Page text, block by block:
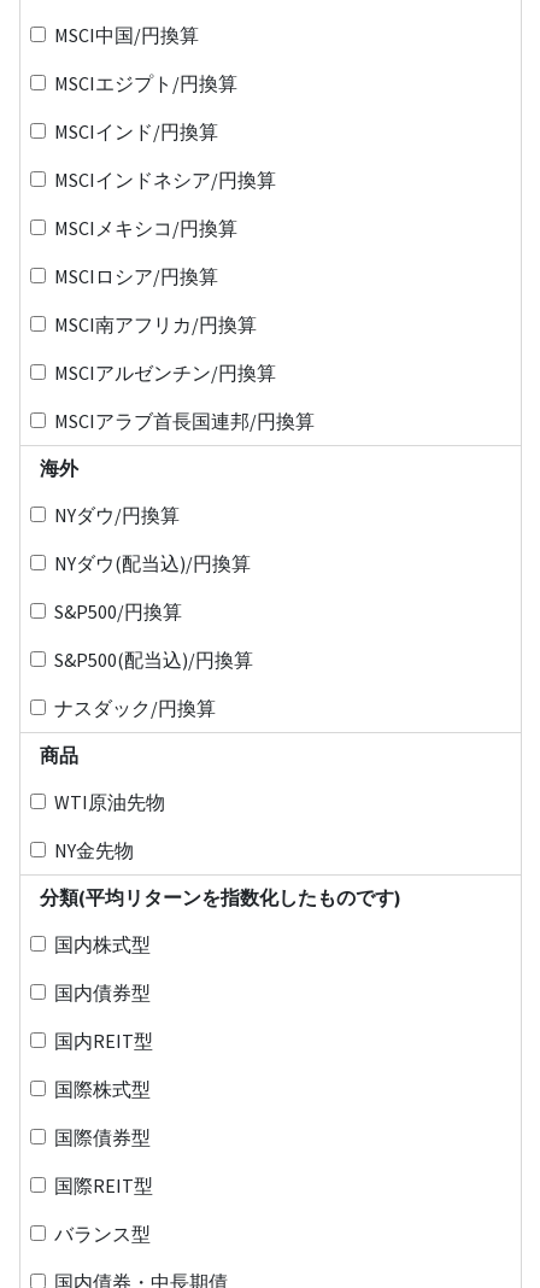
MSCI中国/円換算
MSCIエジプト/円換算
MSCIインド/円換算
MSCIインドネシア/円換算
MSCIメキシコ/円換算
MSCIロシア/円換算
MSCI南アフリカ/円換算
MSCIアルゼンチン/円換算
MSCIアラブ首長国連邦/円換算
海外
NYダウ/円換算
NYダウ(配当込)/円換算
S&P500/円換算
S&P500(配当込)/円換算
ナスダック/円換算
商品
WTI原油先物
NY金先物
分類(平均リターンを指数化したものです)
国内株式型
国内債券型
国内REIT型
国際株式型
国際債券型
国際REIT型
バランス型
国内債券・中長期債